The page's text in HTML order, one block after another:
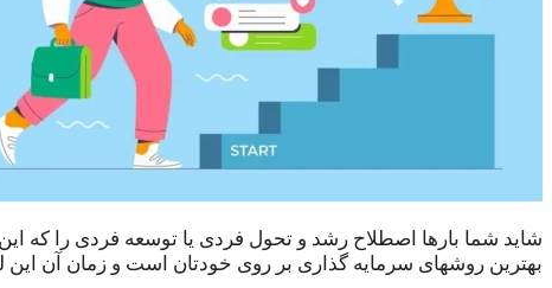
شاید شما بارها اصطلاح رشد و تحول فردی یا توسعه فردی را که
بهترین روشهای سرمایه گذاری بر روی خودتان است و زمان آن